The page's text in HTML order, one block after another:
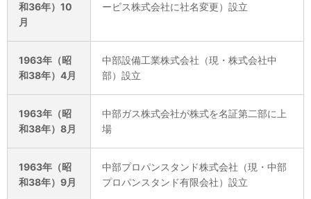
和36年）10
月
ービス株式会社に社名変更）設立
1963年（昭
和38年）4月
中部設備工業株式会社（現・株式会社中
部）設立
1963年（昭
和38年）8月
中部ガス株式会社が株式を名証第二部に上
場
1963年（昭
和38年）9月
中部プロパンスタンド株式会社（現・中部
プロパンスタンド有限会社）設立